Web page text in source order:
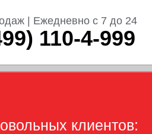
| Ежедневно с 7 до 24
110-4-999
клиентов: